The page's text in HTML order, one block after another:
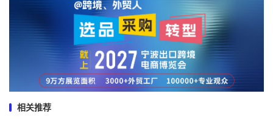
相关推荐